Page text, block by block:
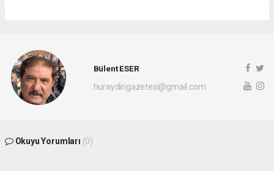
Bülent ESER
huraydingazetesi@gmail.com
Okuyu Yorumları (0)